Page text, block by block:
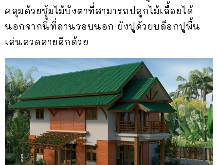
คลุมด้วยซุ้มไม้บังตาที่สามารถปลูกไม้เลื้อยได้
นอกจากนี้ที่ลานรอบนอก ยังปูด้วยบล็อกปูพื้น
เล่นลวดลายอีกด้วย